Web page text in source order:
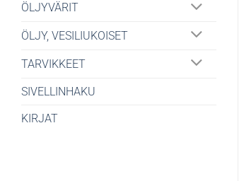
ÖLJYVÄRIT
ÖLJY, VESILIUKOISET
TARVIKKEET
SIVELLINHAKU
KIRJAT